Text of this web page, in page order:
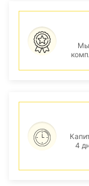
Мы
4